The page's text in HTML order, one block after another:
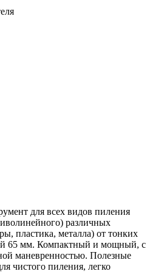
для всех видов пиления
различных
пластика, металла) от тонких
65 мм. Компактный и мощный, с
маневренностью. Полезные
чистого пиления, легко